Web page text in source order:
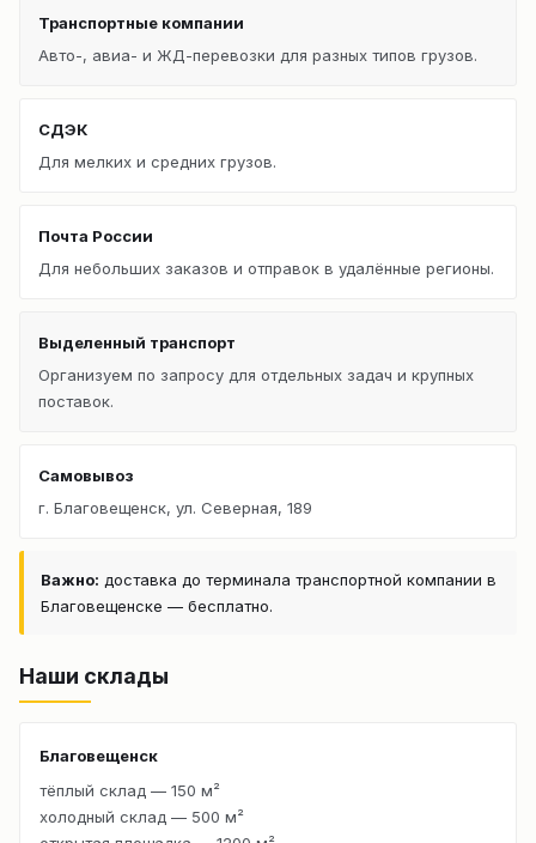
Транспортные компании
Авто-, авиа- и ЖД-перевозки для разных типов грузов.
СДЭК
Для мелких и средних грузов.
Почта России
Для небольших заказов и отправок в удалённые регионы.
Выделенный транспорт
Организуем по запросу для отдельных задач и крупных
поставок.
Самовывоз
г. Благовещенск, ул. Северная, 189
Важно: доставка до терминала транспортной компании в
Благовещенске — бесплатно.
Наши склады
Благовещенск
тёплый склад — 150 м²
холодный склад — 500 м²